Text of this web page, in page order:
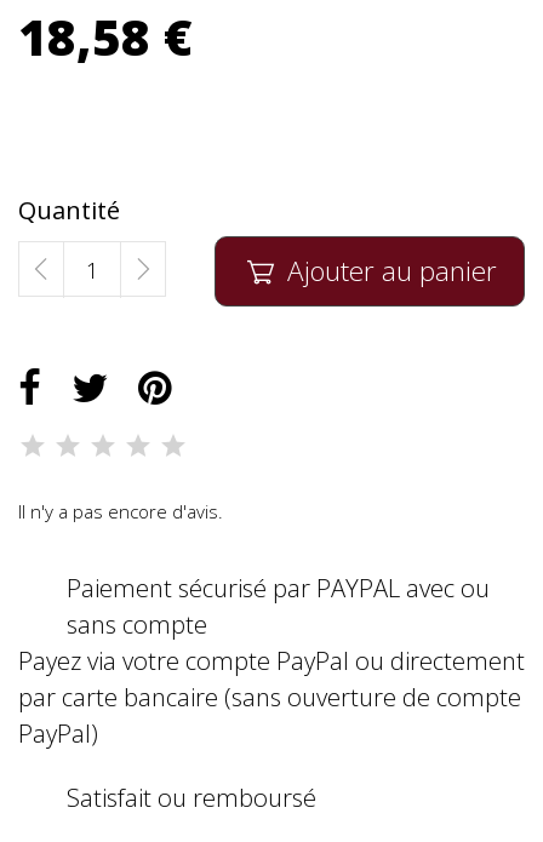
18,58 €
Quantité
 Ajouter au panier
Il n'y a pas encore d'avis.
Paiement sécurisé par PAYPAL avec ou
sans compte
Payez via votre compte PayPal ou directement
par carte bancaire (sans ouverture de compte
PayPal)
Satisfait ou remboursé